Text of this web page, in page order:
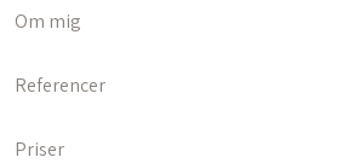
Om mig
Referencer
Priser